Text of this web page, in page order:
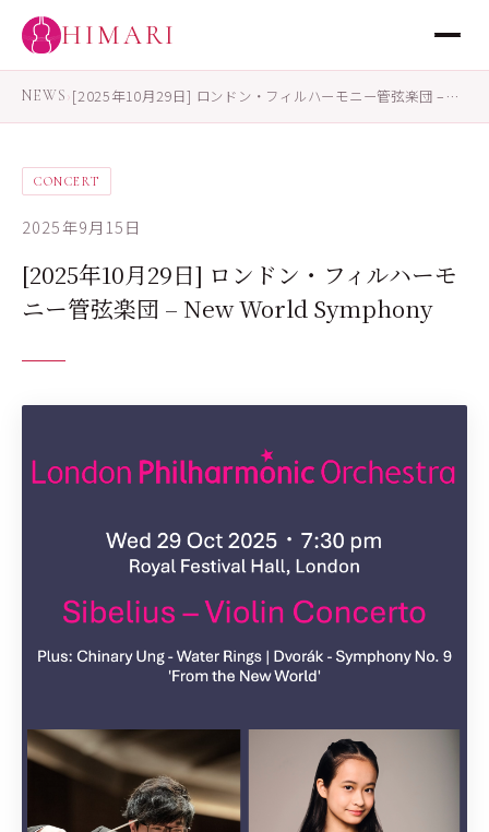
HIMARI
NEWS›[2025年10月29日] ロンドン・フィルハーモニー管弦楽団 –…
CONCERT
2025年9月15日
[2025年10月29日] ロンドン・フィルハーモ
ニー管弦楽団 – New World Symphony